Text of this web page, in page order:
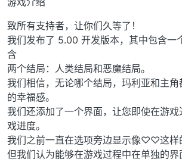
致所有支持者，让你们久等了！
我们发布了 5.00 开发版本，其中包含一
含
两个结局：人类结局和恶魔结局。
我们相信，无论哪个结局，玛利亚和主
的幸福感。
我们还添加了一个界面，让您即使在游
戏进度。
我们之前一直在选项旁边显示像♡♡这样
但我们认为能够在游戏过程中在单独的